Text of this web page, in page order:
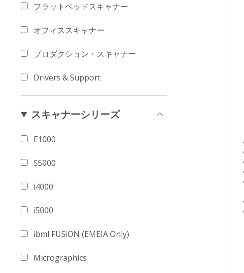
フラットベッドスキャナー
オフィススキャナー
プロダクション・スキャナー
Drivers & Support
スキャナーシリーズ
E1000
S5000
i4000
i5000
ibml FUSiON (EMEIA Only)
Micrographics